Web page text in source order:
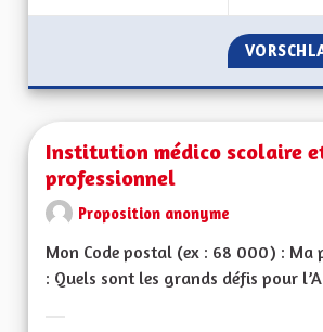
Institution médico scolaire
professionnel
Proposition anonyme
Mon Code postal (ex : 68 000) : Ma
: Quels sont les grands défis pour